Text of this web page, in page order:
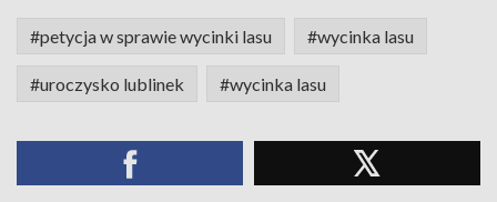
#petycja w sprawie wycinki lasu #wycinka lasu
#uroczysko lublinek #wycinka lasu